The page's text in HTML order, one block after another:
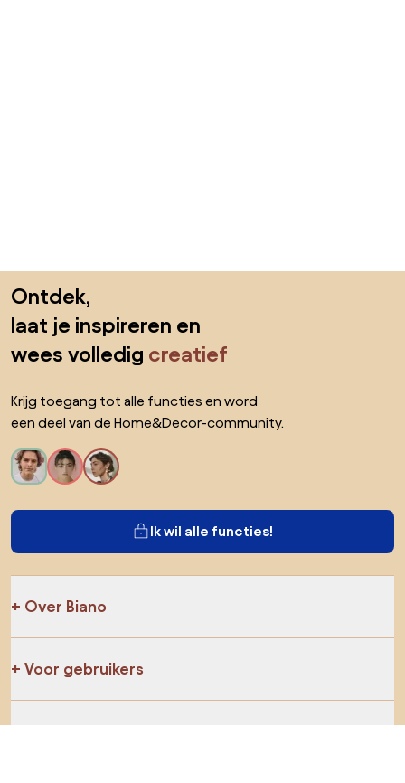
Ontdek,
laat je inspireren en
wees volledig creatief
Krijg toegang tot alle functies en word
een deel van de Home&Decor-community.
Ik wil alle functies!
Over Biano
Voor gebruikers